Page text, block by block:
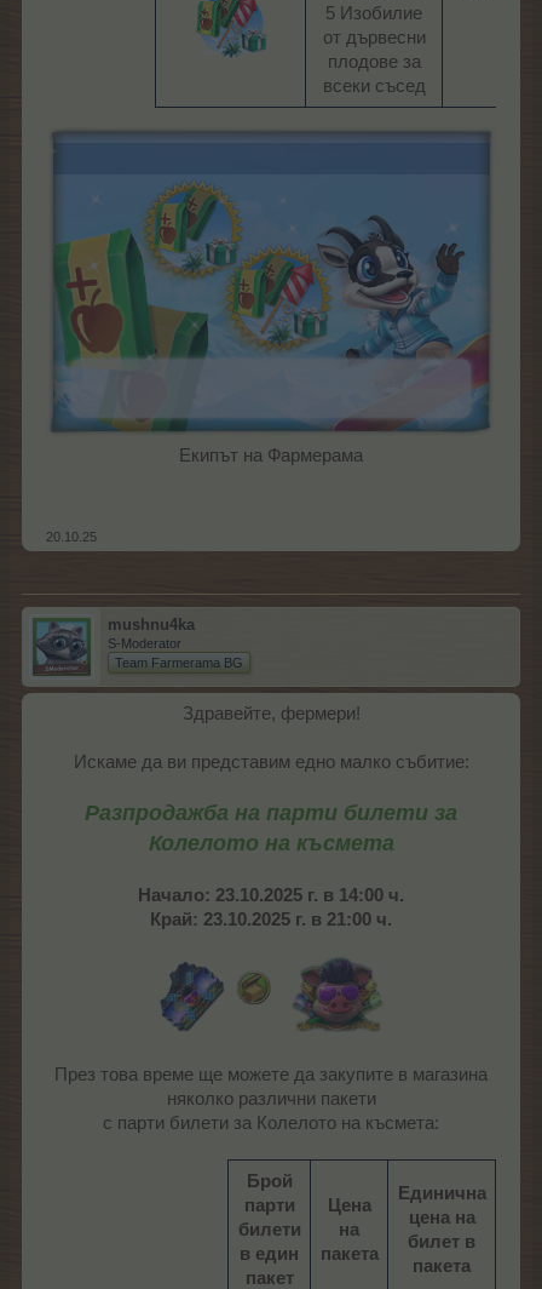
5 Изобилие
от дървесни
плодове за
всеки съсед​
Екипът на Фармерама​
20.10.25
mushnu4ka
S-Moderator
Team Farmerama BG
Здравейте, фермери!
Искаме да ви представим едно малко събитие:
Разпродажба на парти билети за
Колелото на късмета
Начало: 23.10.2025 г. в 14:00 ч.
Край: 23.10.2025 г. в 21:00 ч.
През това време ще можете да закупите в магазина
няколко различни пакети
с парти билети за Колелото на късмета:
Брой
парти
билети
в един
пакет
Цена
на
пакета
Единична
цена на
билет в
пакета